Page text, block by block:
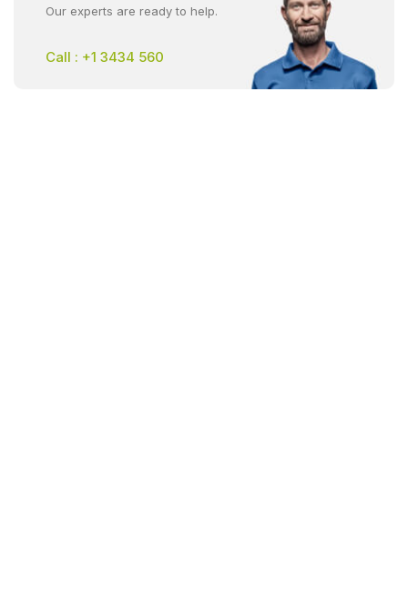
Our experts are ready to help.
Call : +1 3434 560